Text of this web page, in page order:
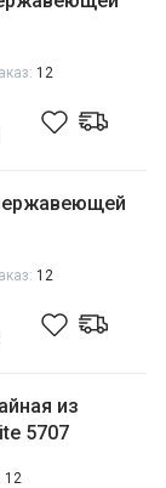
12
12
из
5707
12